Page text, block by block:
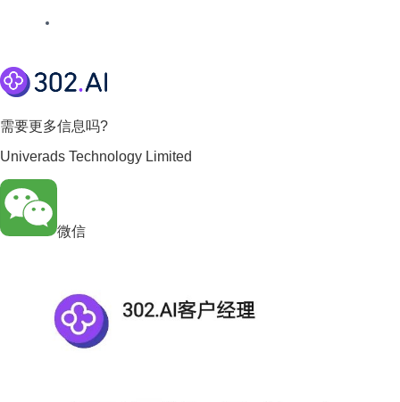
需要更多信息吗?
Univerads Technology Limited
微信